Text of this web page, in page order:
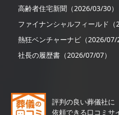
高齢者住宅新聞（2026/03/30）
ファイナンシャルフィールド（
熱狂ベンチャーナビ（2026/07/
社長の履歴書（2026/07/07）
評判の良い葬儀社に
依頼できる口コミサ